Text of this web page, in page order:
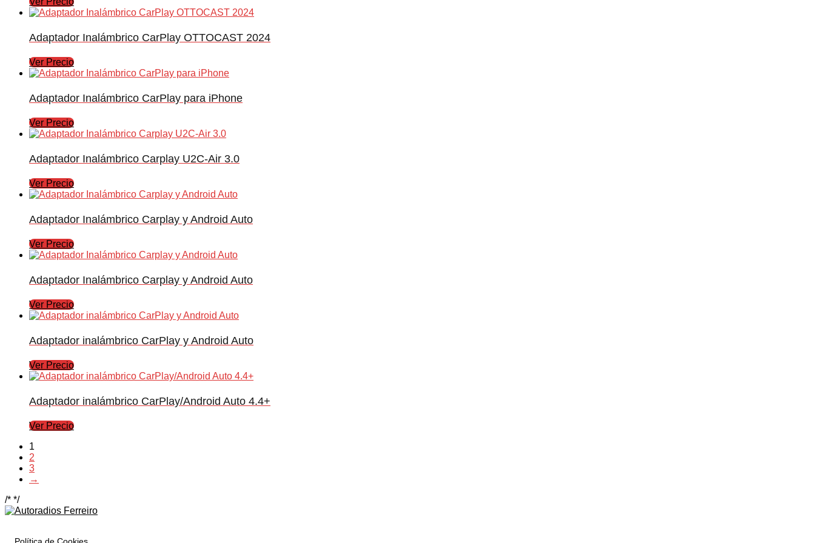
Adaptador Inalámbrico CarPlay OTTOCAST 2024
Ver Precio
Adaptador Inalámbrico CarPlay para iPhone
Ver Precio
Adaptador Inalámbrico Carplay U2C-Air 3.0
Ver Precio
Adaptador Inalámbrico Carplay y Android Auto
Ver Precio
Adaptador Inalámbrico Carplay y Android Auto
Ver Precio
Adaptador inalámbrico CarPlay y Android Auto
Ver Precio
Adaptador inalámbrico CarPlay/Android Auto 4.4+
Ver Precio
1
2
3
→
/* */